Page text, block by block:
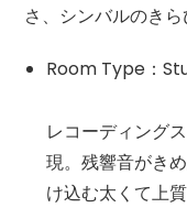
さ、シンバルのきら
Room Type：
レコーディング
現。残響音がき
け込む太くて上